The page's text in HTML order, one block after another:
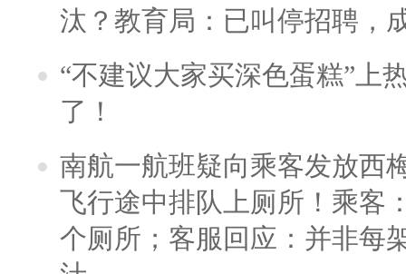
汰？教育局：已叫停招聘，
“不建议大家买深色蛋糕”上
了！
南航一航班疑向乘客发放西
飞行途中排队上厕所！乘客
个厕所；客服回应：并非每